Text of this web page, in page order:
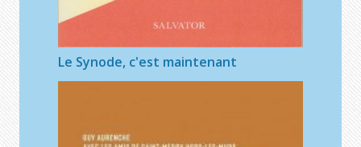
Le Synode, c'est maintenant